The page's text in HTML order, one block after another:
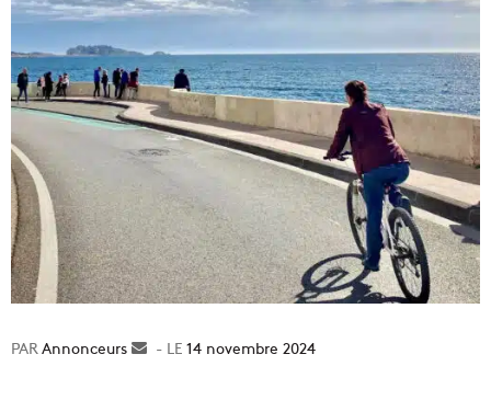
Annonceurs
Envoyer14 novembre 2024